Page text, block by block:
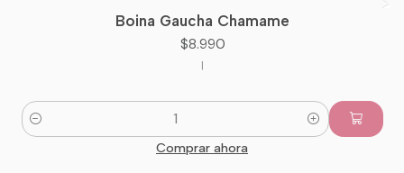
Boina Gaucha Chamame
$8.990
|
Cantidad
Comprar ahora